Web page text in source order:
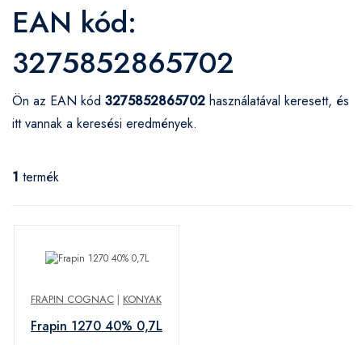
EAN kód:
3275852865702
Ön az EAN kód 3275852865702 használatával keresett, és
itt vannak a keresési eredmények.
1 termék
FRAPIN COGNAC | KONYAK
Frapin 1270 40% 0,7L